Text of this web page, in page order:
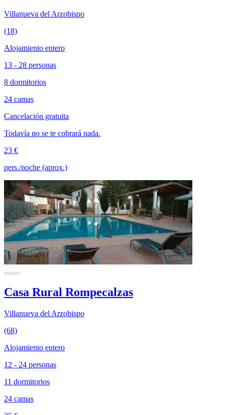
Villanueva del Arzobispo
(18)
Alojamiento entero
13 - 28 personas
8 dormitorios
24 camas
Cancelación gratuita
Todavía no se te cobrará nada.
23 €
pers./noche (aprox.)
Casa Rural Rompecalzas
Villanueva del Arzobispo
(68)
Alojamiento entero
12 - 24 personas
11 dormitorios
24 camas